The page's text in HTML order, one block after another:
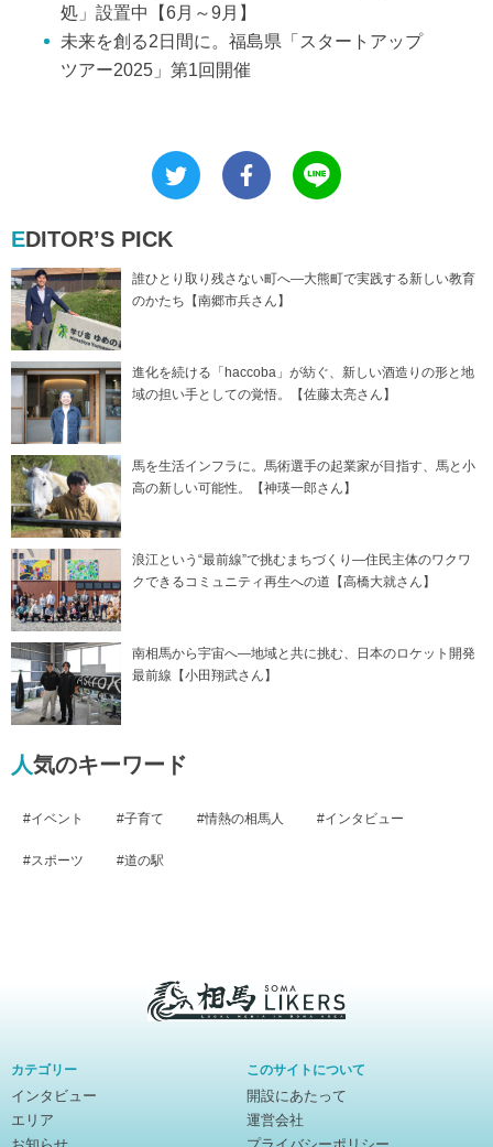
処」設置中【6月～9月】
未来を創る2日間に。福島県「スタートアップ
ツアー2025」第1回開催
EDITOR’S PICK
誰ひとり取り残さない町へ―大熊町で実践する新しい教育
のかたち【南郷市兵さん】
進化を続ける「haccoba」が紡ぐ、新しい酒造りの形と地
域の担い手としての覚悟。【佐藤太亮さん】
馬を生活インフラに。馬術選手の起業家が目指す、馬と小
高の新しい可能性。【神瑛一郎さん】
浪江という“最前線”で挑むまちづくり―住民主体のワクワ
クできるコミュニティ再生への道【高橋大就さん】
南相馬から宇宙へ―地域と共に挑む、日本のロケット開発
最前線【小田翔武さん】
人気のキーワード
イベント 子育て 情熱の相馬人 インタビュー
スポーツ 道の駅
カテゴリー
インタビュー
エリア
このサイトについて
開設にあたって
運営会社